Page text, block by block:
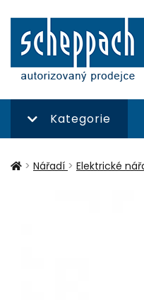
Kategorie
> Nářadí > Elektrické